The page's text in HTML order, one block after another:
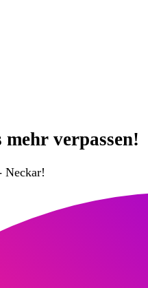
verpassen!
Neckar!